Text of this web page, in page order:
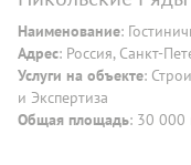
Наименование:
Адрес: Россия, Санкт-
Услуги на объекте:
и Экспертиза
Общая площадь: 30 000